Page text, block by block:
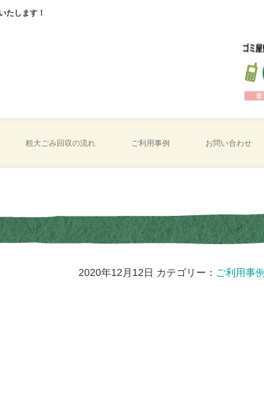
たします！
粗大ごみ回収の流れ ご利用事例 お問い合わせ
2020年12月12日 カテゴリー： ご利用事例